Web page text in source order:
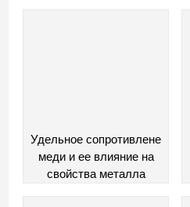
Удельное сопротивлене
меди и ее влияние на
свойства металла